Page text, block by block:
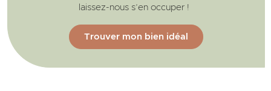
laissez-nous s’en occuper !
Trouver mon bien idéal